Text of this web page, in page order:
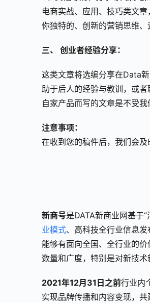
电商实战、应用、技巧类文
你独特的、创新的营销思维、
三、 创业者经验分享：
这类文章将选编分享在Data
助于后人的经验与教训，或
自家产品而写的文章是不受我
注意事项：
在收到您的稿件后，我们会及
新商号是DATA新商业网基于
业模式、高科技全行业信息
能够有面向全国、全行业的
数量和广度，特别是对新技
2021年12月31日之前行业内
实现品牌传播和内容变现，